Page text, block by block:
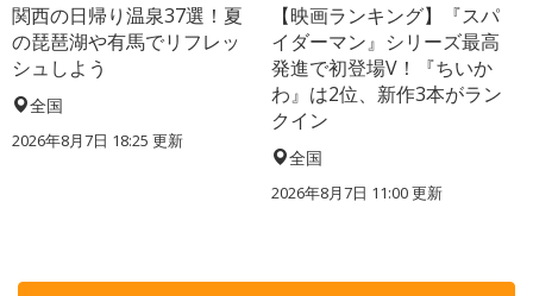
関西の日帰り温泉37選！夏
の琵琶湖や有馬でリフレッ
シュしよう
全国
2026年8月7日 18:25 更新
【映画ランキング】『スパ
イダーマン』シリーズ最高
発進で初登場V！『ちいか
わ』は2位、新作3本がラン
クイン
全国
2026年8月7日 11:00更新